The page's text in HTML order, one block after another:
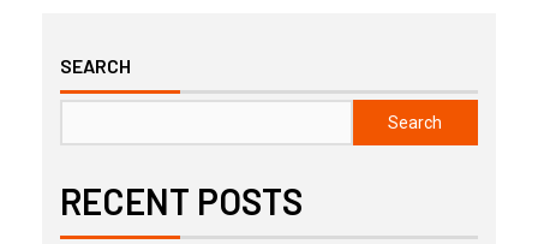
SEARCH
Search
RECENT POSTS